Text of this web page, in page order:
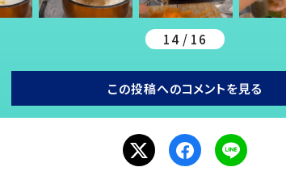
14 / 16
この投稿へのコメントを見る